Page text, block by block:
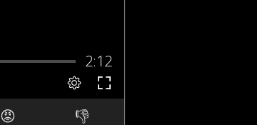
😡 👎